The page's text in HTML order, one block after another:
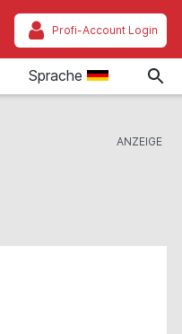
Profi-Account Login
Sprache